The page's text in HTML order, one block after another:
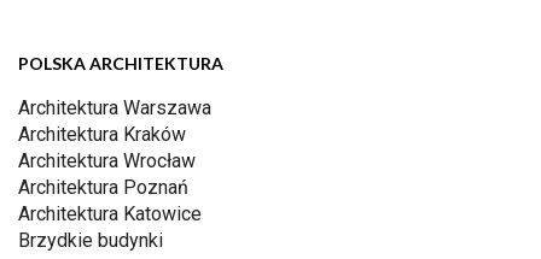
POLSKA ARCHITEKTURA
Architektura Warszawa
Architektura Kraków
Architektura Wrocław
Architektura Poznań
Architektura Katowice
Brzydkie budynki